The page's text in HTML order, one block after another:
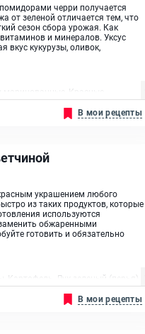
черри получается
от зеленой отличается тем, что
сезон сбора урожая. Как
и минералов. Уксус
вкус кукурузы, оливок,
Красные
В мои рецепты
украшением любого
из таких продуктов, которые
используются
обжаренными
готовить и обязательно
Картофель, Лук зеленый (перья),
В мои рецепты